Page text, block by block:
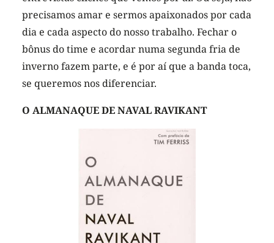
precisamos amar e sermos apaixonados por cada
dia e cada aspecto do nosso trabalho. Fechar o
bônus do time e acordar numa segunda fria de
inverno fazem parte, e é por aí que a banda toca,
se queremos nos diferenciar.
O ALMANAQUE DE NAVAL RAVIKANT